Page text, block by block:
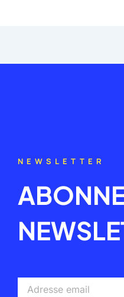
NEWSLETTER
email